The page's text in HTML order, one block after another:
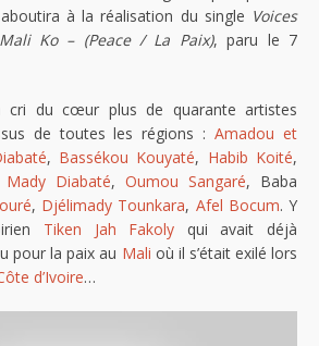
à la réalisation du single Voices
Ko – (Peace / La Paix), paru le 7
cri du cœur plus de quarante artistes
de toutes les régions :Amadou et
, Bassékou Kouyaté, Habib Koité,
Mady Diabaté, Oumou Sangaré, Baba
, Djélimady Tounkara, Afel Bocum. Y
Tiken Jah Fakoly qui avait déjà
pour la paix au Mali où il s’était exilé lors
d’Ivoire…